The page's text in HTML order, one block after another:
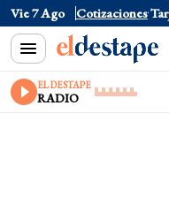
Vie 7 Ago Cotizaciones
$1520 Dólar Tarjeta
EL DESTAPE
RADIO